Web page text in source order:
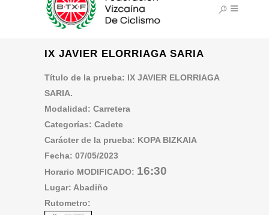
IX JAVIER ELORRIAGA SARIA
Título de la prueba: IX JAVIER ELORRIAGA
SARIA.
Modalidad: Carretera
Categorías: Cadete
Carácter de la prueba: KOPA BIZKAIA
Fecha: 07/05/2023
Horario MODIFICADO: 16:30
Lugar: Abadiño
Rutometro: